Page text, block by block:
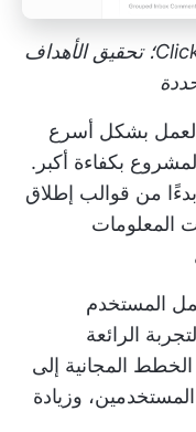
إنشاء أهداف قابلة للقياس في ClickUp؛ تحقيق الأهداف
بشكل أسرع
بكفاءة أكبر.
من قوالب إطلاق
المعلومات
المستخدم
الرائعة
المجانية إلى
وزيادة